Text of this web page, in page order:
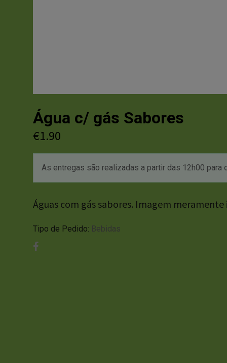
Água c/ gás Sabores
€1.90
As entregas são realizadas a partir das 12h00 para
Águas com gás sabores. Imagem
Tipo de Pedido: Bebidas